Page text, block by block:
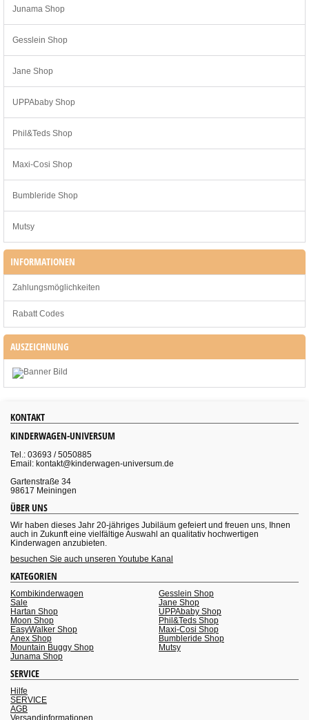
Junama Shop
Gesslein Shop
Jane Shop
UPPAbaby Shop
Phil&Teds Shop
Maxi-Cosi Shop
Bumbleride Shop
Mutsy
INFORMATIONEN
Zahlungsmöglichkeiten
Rabatt Codes
AUSZEICHNUNG
KONTAKT
KINDERWAGEN-UNIVERSUM
Tel.: 03693 / 5050885
Email: kontakt@kinderwagen-universum.de
Gartenstraße 34
98617 Meiningen
ÜBER UNS
Wir haben dieses Jahr 20-jähriges Jubiläum gefeiert und freuen uns, Ihnen
auch in Zukunft eine vielfältige Auswahl an qualitativ hochwertigen
Kinderwagen anzubieten.
besuchen Sie auch unseren Youtube Kanal
KATEGORIEN
Kombikinderwagen
Sale
Hartan Shop
Moon Shop
EasyWalker Shop
Anex Shop
Mountain Buggy Shop
Junama Shop
Gesslein Shop
Jane Shop
UPPAbaby Shop
Phil&Teds Shop
Maxi-Cosi Shop
Bumbleride Shop
Mutsy
SERVICE
Hilfe
SERVICE
AGB
Versandinformationen